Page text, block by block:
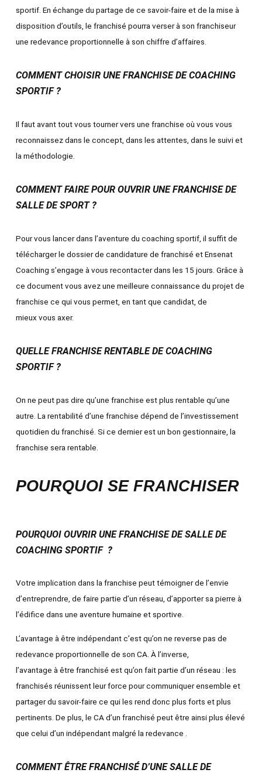
sportif. En échange du partage de ce savoir-faire et de la mise à
disposition d’outils, le franchisé pourra verser à son franchiseur
une redevance proportionnelle à son chiffre d’affaires.
COMMENT CHOISIR UNE FRANCHISE DE COACHING
SPORTIF ?
Il faut avant tout vous tourner vers une franchise où vous vous
reconnaissez dans le concept, dans les attentes, dans le suivi et
la méthodologie.
COMMENT FAIRE POUR OUVRIR UNE FRANCHISE DE
SALLE DE SPORT ?
Pour vous lancer dans l’aventure du coaching sportif, il suffit de
télécharger le dossier de candidature de franchisé et Ensenat
Coaching s’engage à vous recontacter dans les 15 jours. Grâce à
ce document vous avez une meilleure connaissance du projet de
franchise ce qui vous permet, en tant que candidat, de
mieux vous axer.
QUELLE FRANCHISE RENTABLE DE COACHING
SPORTIF ?
On ne peut pas dire qu’une franchise est plus rentable qu’une
autre. La rentabilité d’une franchise dépend de l’investissement
quotidien du franchisé. Si ce dernier est un bon gestionnaire, la
franchise sera rentable.
POURQUOI SE FRANCHISER
POURQUOI OUVRIR UNE FRANCHISE DE SALLE DE
COACHING SPORTIF ?
Votre implication dans la franchise peut témoigner de l’envie
d’entreprendre, de faire partie d’un réseau, d’apporter sa pierre à
l’édifice dans une aventure humaine et sportive.
L’avantage à être indépendant c’est qu’on ne reverse pas de
redevance proportionnelle de son CA. À l’inverse,
l’avantage à être franchisé est qu’on fait partie d’un réseau : les
franchisés réunissent leur force pour communiquer ensemble et
partager du savoir-faire ce qui les rend donc plus forts et plus
pertinents. De plus, le CA d’un franchisé peut être ainsi plus élevé
que celui d’un indépendant malgré la redevance .
COMMENT ÊTRE FRANCHISÉ D’UNE SALLE DE